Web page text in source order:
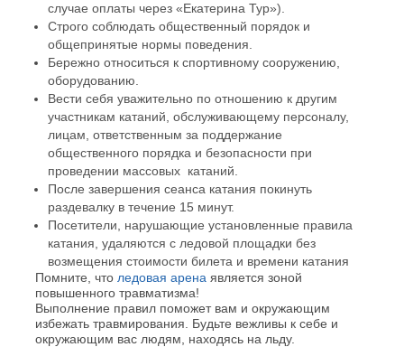
случае оплаты через «Екатерина Тур»).
Строго соблюдать общественный порядок и
общепринятые нормы поведения.
Бережно относиться к спортивному сооружению,
оборудованию.
Вести себя уважительно по отношению к другим
участникам катаний, обслуживающему персоналу,
лицам, ответственным за поддержание
общественного порядка и безопасности при
проведении массовых катаний.
После завершения сеанса катания покинуть
раздевалку в течение 15 минут.
Посетители, нарушающие установленные правила
катания, удаляются с ледовой площадки без
возмещения стоимости билета и времени катания
Помните, что ледовая арена является зоной
повышенного травматизма!
Выполнение правил поможет вам и окружающим
избежать травмирования. Будьте вежливы к себе и
окружающим вас людям, находясь на льду.